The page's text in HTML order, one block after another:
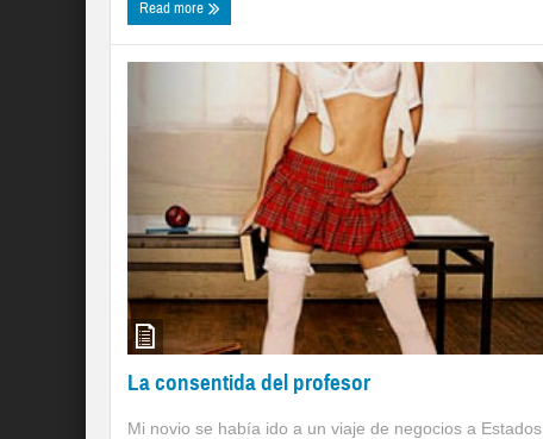
Read more
La consentida del profesor
Mi novio se había ido a un viaje de negocios a Estados